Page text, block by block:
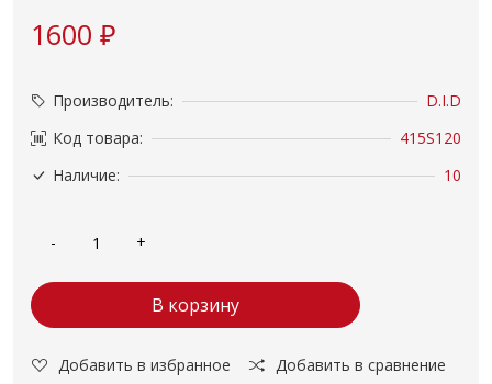
1600 ₽
Производитель:
D.I.D
Код товара:
415S120
Наличие:
10
В корзину
Добавить в избранное Добавить в сравнение